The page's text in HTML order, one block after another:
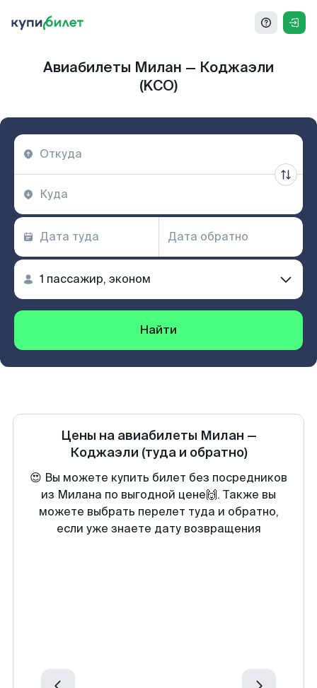
Авиабилеты Милан — Коджаэли
(KCO)
Найти
Цены на авиабилеты Милан —
Коджаэли (туда и обратно)
😍 Вы можете купить билет без посредников
из Милана по выгодной цене🙌. Также вы
можете выбрать перелет туда и обратно,
если уже знаете дату возвращения